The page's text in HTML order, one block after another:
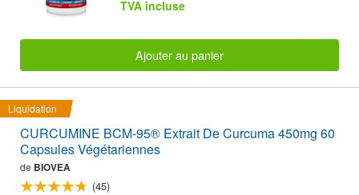
TVA incluse
Ajouter au panier
Liquidation
CURCUMINE BCM-95® Extrait De Curcuma 450mg 60
Capsules Végétariennes
de BIOVEA
(45)